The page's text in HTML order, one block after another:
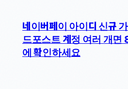
네이버페이 아이디 신규
드포스트 계정 여러 개면
에 확인하세요